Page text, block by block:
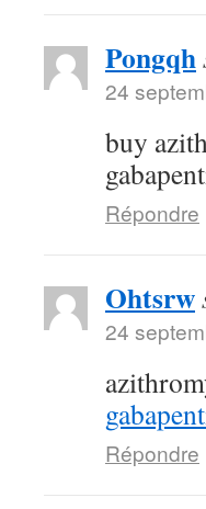
Pongqh
24
buy
Répondre
Ohtsrw
24
Répondre